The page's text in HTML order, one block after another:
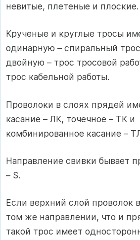
невитые, плетеные и плоские.
Крученые и круглые тросы
одинарную – спиральный
двойную – трос тросовой
трос кабельной работы.
Проволоки в слоях прядей
касание – ЛК, точечное – ТК и
комбинированное касание –
Направление свивки бывает
– S.
Если верхний слой проволок
том же направлении, что и
такой трос имеет